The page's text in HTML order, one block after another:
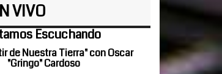
VIVO
Escuchando
de Nuestra Tierra" con Oscar
"Gringo" Cardoso